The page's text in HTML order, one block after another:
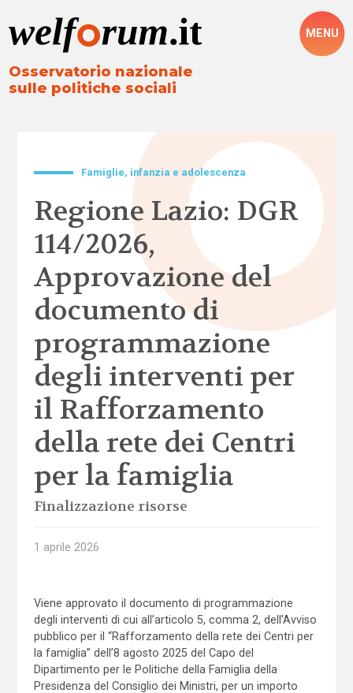
Osservatorio nazionale
sulle politiche sociali
MENU
Famiglie, infanzia e adolescenza
Regione Lazio: DGR
114/2026,
Approvazione del
documento di
programmazione
degli interventi per
il Rafforzamento
della rete dei Centri
per la famiglia
Finalizzazione risorse
1 aprile 2026
Viene approvato il documento di programmazione
degli interventi di cui all’articolo 5, comma 2, dell’Avviso
pubblico per il “Rafforzamento della rete dei Centri per
la famiglia” dell’8 agosto 2025 del Capo del
Dipartimento per le Politiche della Famiglia della
Presidenza del Consiglio dei Ministri, per un importo